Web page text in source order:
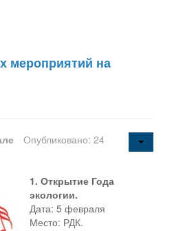
мероприятий на
Опубликовано: 24
1. Открытие Года
экологии.
Дата: 5 февраля
Место: РДК.